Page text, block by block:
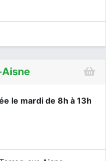
le mardi de 8h à 13h